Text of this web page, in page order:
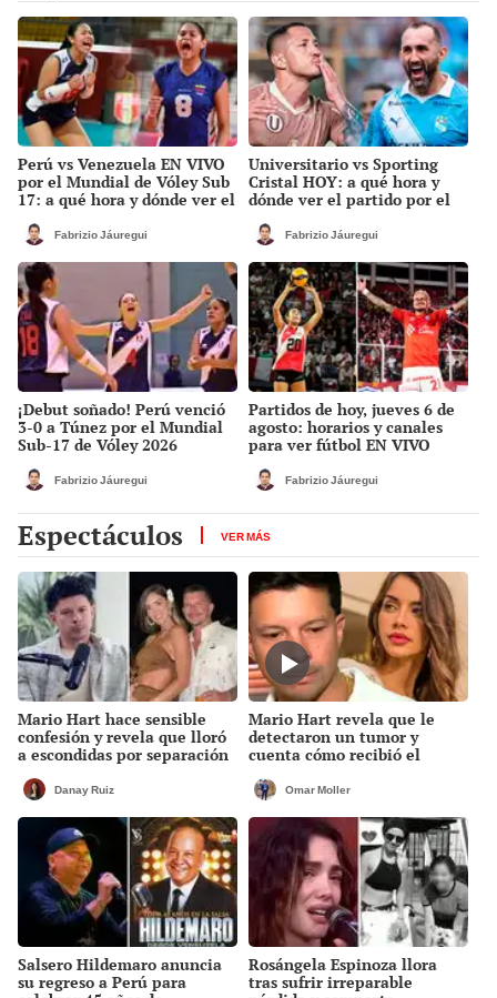
Perú vs Venezuela EN VIVO
por el Mundial de Vóley Sub
17: a qué hora y dónde ver el
Fabrizio Jáuregui
Universitario vs Sporting
Cristal HOY: a qué hora y
dónde ver el partido por el
2026
Fabrizio Jáuregui
¡Debut soñado! Perú venció
3-0 a Túnez por el Mundial
Sub-17 de Vóley 2026
Fabrizio Jáuregui
Partidos de hoy, jueves 6 de
agosto: horarios y canales
para ver fútbol EN VIVO
Fabrizio Jáuregui
Espectáculos VER MÁS
Mario Hart hace sensible
confesión y revela que lloró
a escondidas por separación
"Sufrí mucho. Ella no me ha
visto"
Danay Ruiz
Mario Hart revela que le
detectaron un tumor y
cuenta cómo recibió el
fuertes..."
Omar Moller
Salsero Hildemaro anuncia
su regreso a Perú para
Rosángela Espinoza llora
tras sufrir irreparable